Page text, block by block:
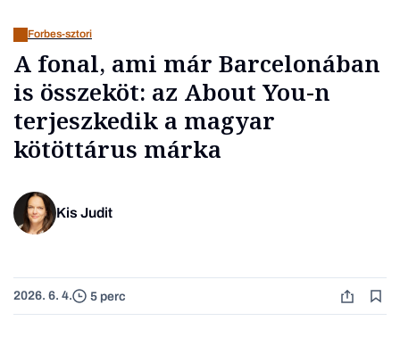
Üzlet
Forbes-sztori
A fonal, ami már Barcelonában
is összeköt: az About You-n
terjeszkedik a magyar
kötöttárus márka
Kis Judit
2026. 6. 4. 5 perc